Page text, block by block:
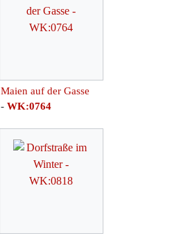
Maien auf der Gasse
- WK:0764